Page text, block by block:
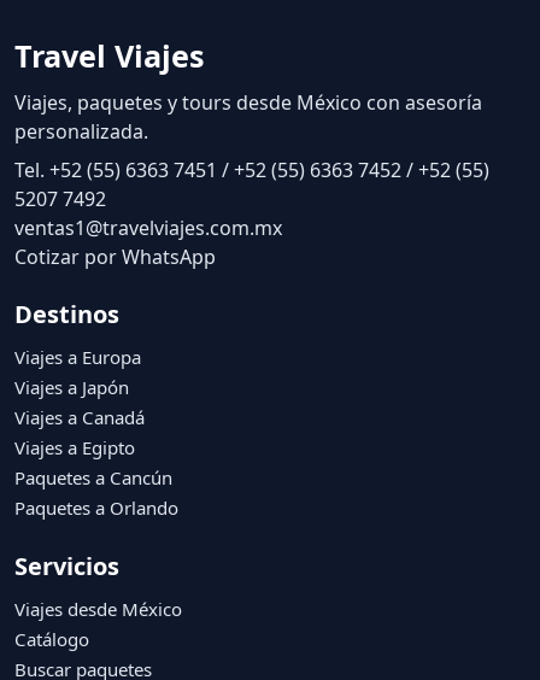
Travel Viajes
Viajes, paquetes y tours desde México con asesoría
personalizada.
Tel. +52 (55) 6363 7451 / +52 (55) 6363 7452 / +52 (55)
5207 7492
ventas1@travelviajes.com.mx
Cotizar por WhatsApp
Destinos
Viajes a Europa
Viajes a Japón
Viajes a Canadá
Viajes a Egipto
Paquetes a Cancún
Paquetes a Orlando
Servicios
Viajes desde México
Catálogo
Buscar paquetes